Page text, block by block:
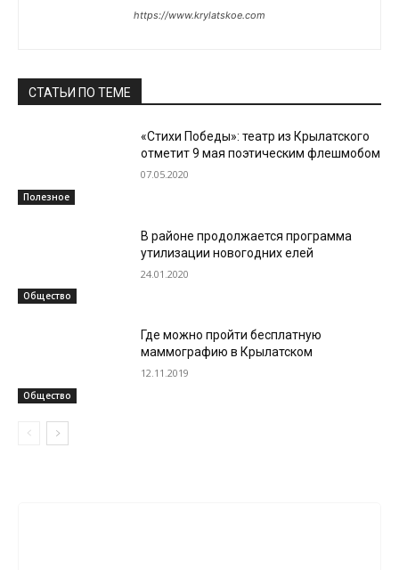
https://www.krylatskoe.com
СТАТЬИ ПО ТЕМЕ
Полезное
«Стихи Победы»: театр из Крылатского
отметит 9 мая поэтическим флешмобом
07.05.2020
Общество
В районе продолжается программа
утилизации новогодних елей
24.01.2020
Общество
Где можно пройти бесплатную
маммографию в Крылатском
12.11.2019